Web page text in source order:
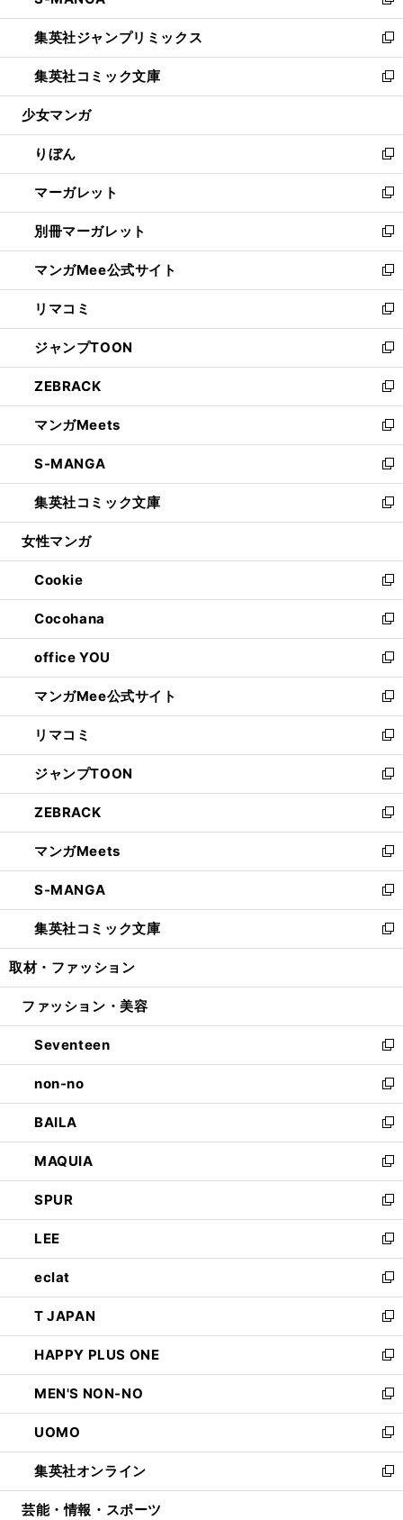
開
く
ウ
で
開
く
ン
ド
ウ
で
開
ウ
ィ
ン
ド
ウ
開
く
し
い
ウ
ィ
ン
ウ
で
開
く
集英社ジャンプリミックス
新
し
い
ウ
ン
ド
ウ
で
開
く
集英社コミック文庫
新
し
ウ
ィ
ン
ド
ウ
で
開
く
少女マンガ
りぼん
新
し
い
ウ
ィ
ン
ド
ウ
で
開
く
マーガレット
新
し
い
ウ
ィ
ン
ド
ウ
で
開
く
別冊マーガレット
新
し
い
ウ
ィ
ン
ド
ウ
で
開
く
マンガMee公式サイト
新
し
い
ウ
ィ
ン
ド
ウ
で
開
く
リマコミ
新
し
い
ウ
ィ
ン
ド
ウ
で
開
く
ジャンプTOON
新
し
い
ウ
ィ
ン
ド
ウ
で
開
ZEBRACK
新
し
い
ウ
ィ
ン
ド
ウ
開
く
マンガMeets
新
し
い
ウ
ィ
ン
ウ
で
開
く
S-MANGA
新
し
い
ウ
ン
ド
ウ
で
開
く
集英社コミック文庫
新
し
ウ
ィ
ン
ド
ウ
で
開
く
女性マンガ
Cookie
新
し
い
ウ
ィ
ン
ド
ウ
で
開
く
Cocohana
新
し
い
ウ
ィ
ン
ド
ウ
で
開
く
office YOU
新
し
い
ウ
ィ
ン
ド
ウ
で
開
く
マンガMee公式サイト
新
し
い
ウ
ィ
ン
ド
ウ
で
開
く
リマコミ
新
し
い
ウ
ィ
ン
ド
ウ
で
開
く
ジャンプTOON
新
し
い
ウ
ィ
ン
ド
ウ
で
開
ZEBRACK
新
し
い
ウ
ィ
ン
ド
ウ
開
マンガMeets
新
し
い
ウ
ィ
ン
ウ
開
く
S-MANGA
新
し
い
ウ
ン
ウ
で
開
く
集英社コミック文庫
新
し
ウ
ン
ド
ウ
で
開
く
取材・ファッション
ファッション・美容
Seventeen
新
し
い
ウ
ィ
ン
ド
ウ
で
開
く
non-no
新
し
い
ウ
ィ
ン
ド
ウ
で
開
く
BAILA
新
し
い
ウ
ィ
ン
ド
ウ
で
開
く
MAQUIA
新
し
い
ウ
ィ
ン
ド
ウ
で
開
く
SPUR
新
し
い
ウ
ィ
ン
ド
ウ
で
開
く
LEE
新
し
い
ウ
ィ
ン
ド
ウ
で
開
く
eclat
新
し
い
ウ
ィ
ン
ド
ウ
で
開
く
T JAPAN
新
し
い
ウ
ィ
ン
ド
ウ
で
開
HAPPY PLUS ONE
新
し
い
ウ
ィ
ン
ド
ウ
MEN'S NON-NO
新
し
い
ウ
ィ
ン
UOMO
新
し
い
ウ
集英社オンライン
新
し
芸能・情報・スポーツ